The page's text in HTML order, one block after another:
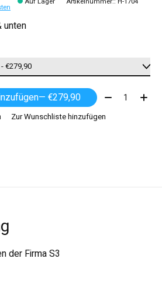
unten
— €279,90 Menge:
Zur Wunschliste hinzufügen
der Firma S3